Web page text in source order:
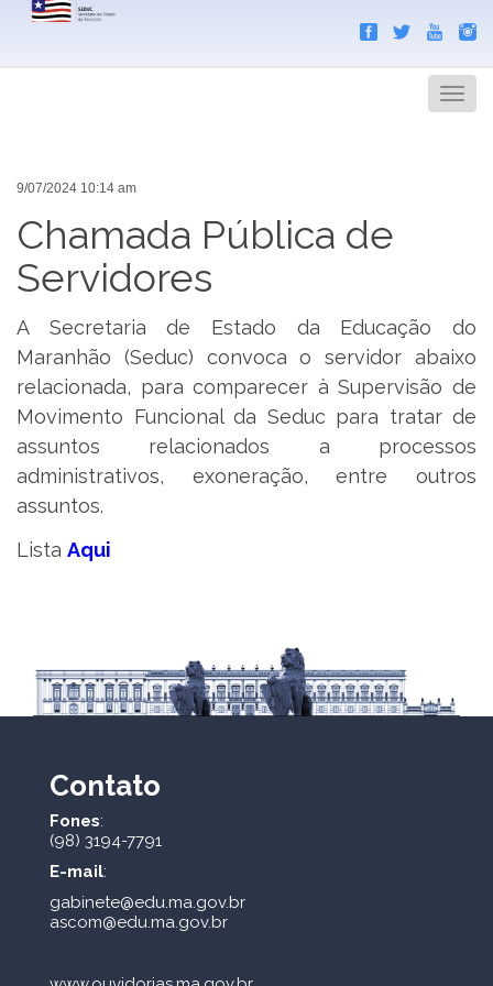
Menu
9/07/2024 10:14 am
Chamada Pública de
Servidores
A Secretaria de Estado da Educação do
Maranhão (Seduc) convoca o servidor abaixo
relacionada, para comparecer à Supervisão de
Movimento Funcional da Seduc para tratar de
assuntos relacionados a processos
administrativos, exoneração, entre outros
assuntos.
Lista Aqui
Contato
Fones:
(98) 3194-7791
E-mail:
gabinete@edu.ma.gov.br
ascom@edu.ma.gov.br